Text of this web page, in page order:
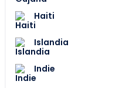
Haiti
Islandia
Indie